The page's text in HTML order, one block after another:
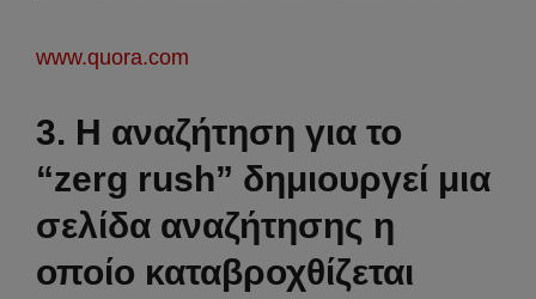
www.quora.com
3. Η αναζήτηση για το
“zerg rush” δημιουργεί μια
σελίδα αναζήτησης η
οποίο καταβροχθίζεται